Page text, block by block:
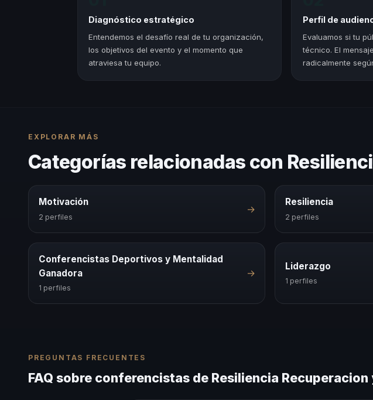
Diagnóstico estratégico
Entendemos el desafío real de tu organización,
los objetivos del evento y el momento que
atraviesa tu equipo.
Perfil de
Evaluamos si tu
técnico. El
radicalmente
EXPLORAR MÁS
Categorías relacionadas con
Motivación
2 perfiles
→
Resiliencia
2 perfiles
Conferencistas Deportivos y Mentalidad
Ganadora
1 perfiles
→
Liderazgo
1 perfiles
PREGUNTAS FRECUENTES
FAQ sobre conferencistas de Resiliencia Recuperacion